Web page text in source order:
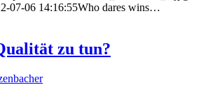
07-06 14:16:55Who dares wins…
zu tun?